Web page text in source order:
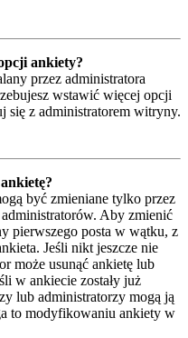
ankiety?
przez administratora
wstawić więcej opcji
z administratorem witryny.
być zmieniane tylko przez
Aby zmienić
pierwszego posta w wątku, z
Jeśli nikt jeszcze nie
może usunąć ankietę lub
w ankiecie zostały już
lub administratorzy mogą ją
to modyfikowaniu ankiety w